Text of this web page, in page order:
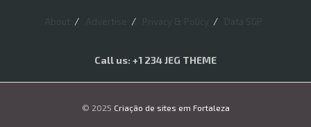
Call us: +1 234 JEG THEME
© 2025 Criação de sites em Fortaleza